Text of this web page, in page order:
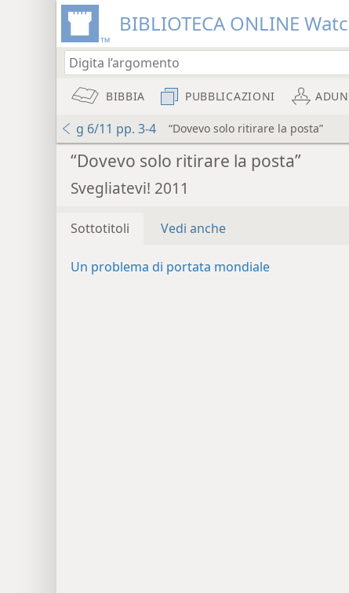
BIBLIOTECA ONLINE
BIBBIA PUBBLICAZIONI
g 6/11 pp. 3-4 “Dovevo solo ritirare la posta”
“Dovevo solo ritirare la posta”
Svegliatevi! 2011
Sottotitoli Vedi anche
Un problema di portata mondiale